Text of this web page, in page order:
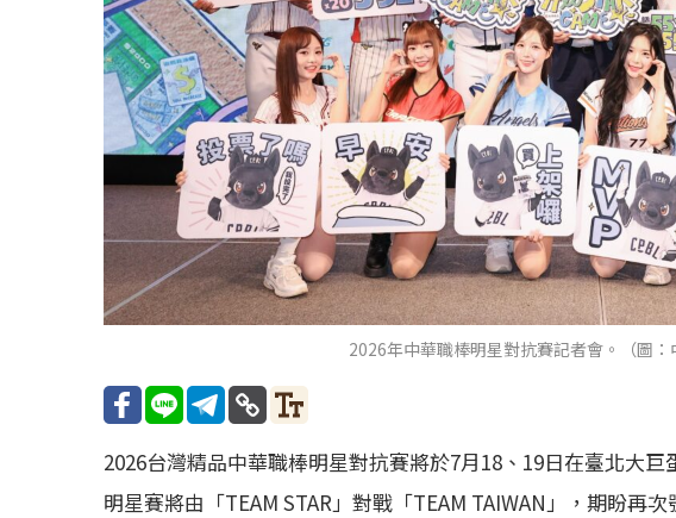
2026年中華職棒明星對抗賽記者會。（圖：
2026台灣精品中華職棒明星對抗賽將於7月18、19日在臺北大
明星賽將由「TEAM STAR」對戰「TEAM TAIWAN」，期盼再